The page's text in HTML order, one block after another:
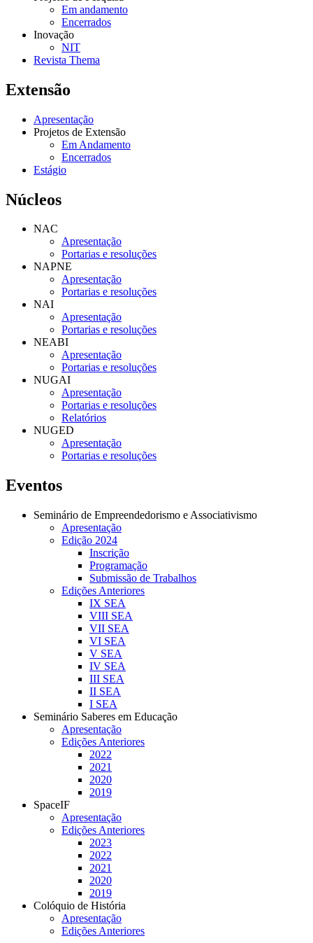
Em andamento
Encerrados
Inovação
NIT
Revista Thema
Extensão
Apresentação
Projetos de Extensão
Em Andamento
Encerrados
Estágio
Núcleos
NAC
Apresentação
Portarias e resoluções
NAPNE
Apresentação
Portarias e resoluções
NAI
Apresentação
Portarias e resoluções
NEABI
Apresentação
Portarias e resoluções
NUGAI
Apresentação
Portarias e resoluções
Relatórios
NUGED
Apresentação
Portarias e resoluções
Eventos
Seminário de Empreendedorismo e Associativismo
Apresentação
Edição 2024
Inscrição
Programação
Submissão de Trabalhos
Edições Anteriores
IX SEA
VIII SEA
VII SEA
VI SEA
V SEA
IV SEA
III SEA
II SEA
I SEA
Seminário Saberes em Educação
Apresentação
Edições Anteriores
2022
2021
2020
2019
SpaceIF
Apresentação
Edições Anteriores
2023
2022
2021
2020
2019
Colóquio de História
Apresentação
Edições Anteriores